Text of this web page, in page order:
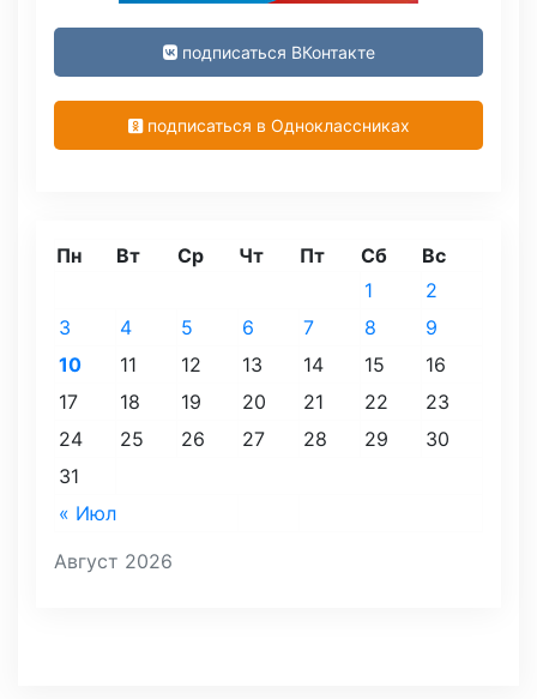
подписаться ВКонтакте
подписаться в Одноклассниках
Август 2026
Пн Вт Ср Чт Пт Сб Вс
« Июл
1
2
3
4 5 6 7 8
9
10
11 12 13 14 15
16
17
18 19 20 21 22
23
24
25 26 27 28 29
30
31